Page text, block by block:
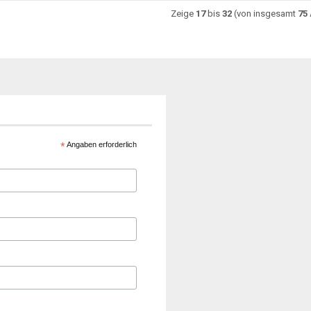
Zeige 17bis 32(von insgesamt 75
*Angaben erforderlich